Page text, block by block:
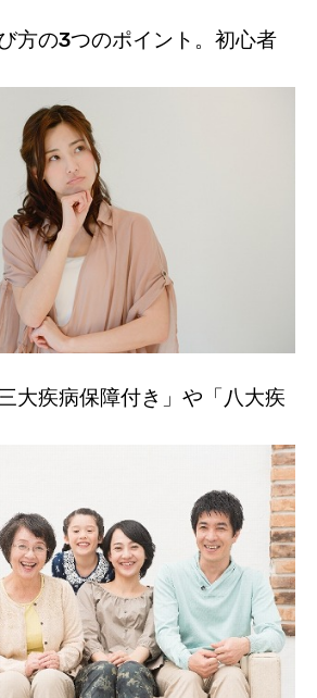
方の3つのポイント。初心者
大疾病保障付き」や「八大疾